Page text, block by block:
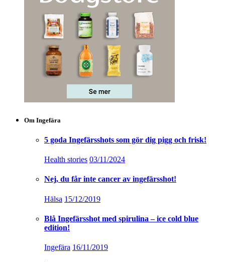
Om Ingefära
5 goda Ingefärsshots som gör dig pigg och frisk!
Health stories 03/11/2024
Nej, du får inte cancer av ingefärsshot!
Hälsa 15/12/2019
Blå Ingefärsshot med spirulina – ice cold blue
edition!
Ingefära 16/11/2019